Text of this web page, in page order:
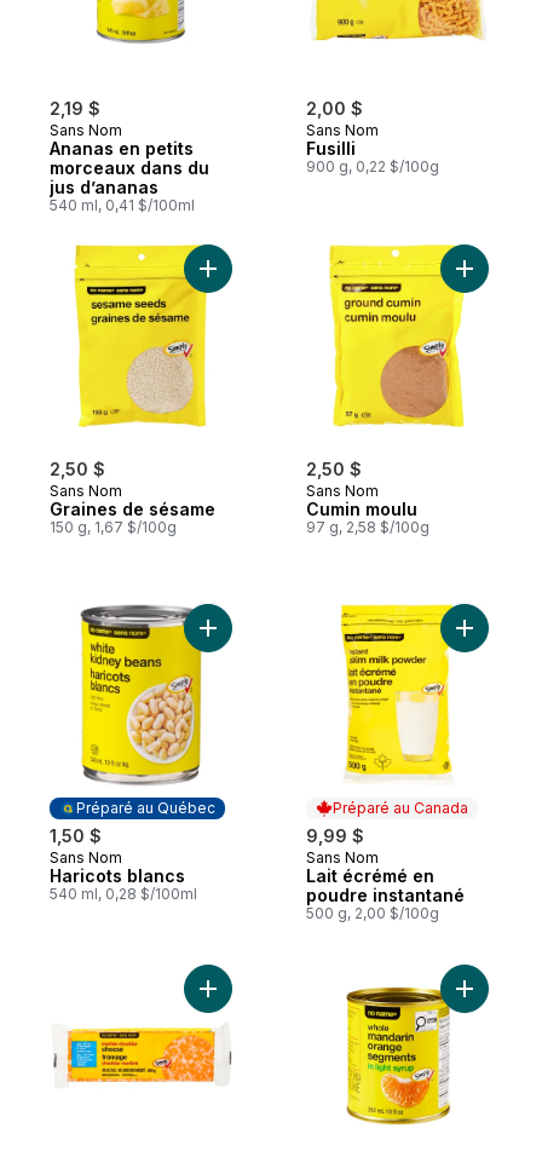
2,19 $
Sans Nom
Ananas en petits
morceaux dans du
jus d’ananas
540 ml, 0,41 $/100ml
2,00 $
Sans Nom
Fusilli
900 g, 0,22 $/100g
2,50 $
Sans Nom
Graines de sésame
150 g, 1,67 $/100g
Ajouter Graines de sésame au panier
2,50 $
Sans Nom
Cumin moulu
97 g, 2,58 $/100g
Ajouter
Préparé au Québec
1,50 $
Préparé au Québec
Sans Nom
Haricots blancs
540 ml, 0,28 $/100ml
Ajouter Haricots blancs au panier
Préparé au Canada
9,99 $
Préparé au Canada
Sans Nom
Lait écrémé en
poudre instantané
500 g, 2,00 $/100g
Ajouter
Ajouter Fromage cheddar marbré léger
Ajouter